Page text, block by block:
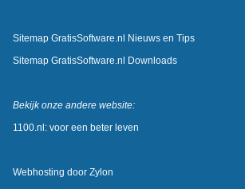
Sitemap GratisSoftware.nl Nieuws en Tips
Sitemap GratisSoftware.nl Downloads
Bekijk onze andere website:
1100.nl: voor een beter leven
Webhosting door Zylon